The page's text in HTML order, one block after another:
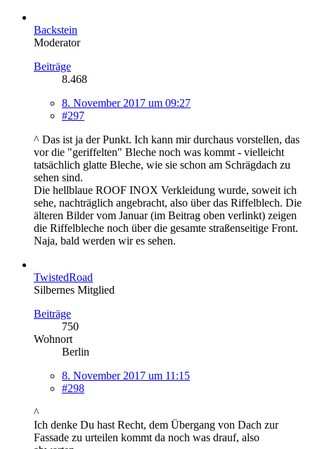
Backstein
Moderator
Beiträge
8.468
8. November 2017 um 09:27
#297
^ Das ist ja der Punkt. Ich kann mir durchaus vorstellen, das
vor die "geriffelten" Bleche noch was kommt - vielleicht
tatsächlich glatte Bleche, wie sie schon am Schrägdach zu
sehen sind.
Die hellblaue ROOF INOX Verkleidung wurde, soweit ich
sehe, nachträglich angebracht, also über das Riffelblech. Die
älteren Bilder vom Januar (im Beitrag oben verlinkt) zeigen
die Riffelbleche noch über die gesamte straßenseitige Front.
Naja, bald werden wir es sehen.
TwistedRoad
Silbernes Mitglied
Beiträge
750
Wohnort
Berlin
8. November 2017 um 11:15
#298
^
Ich denke Du hast Recht, dem Übergang von Dach zur
Fassade zu urteilen kommt da noch was drauf, also